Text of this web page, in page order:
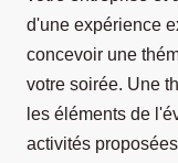
d'une expérience
concevoir une
votre soirée. Une
les éléments de
activités